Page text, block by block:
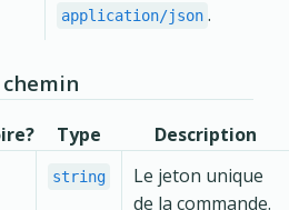
application/json .
Type Description
string
Le jeton unique
de la commande.